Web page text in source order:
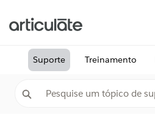
Suporte Treinamento